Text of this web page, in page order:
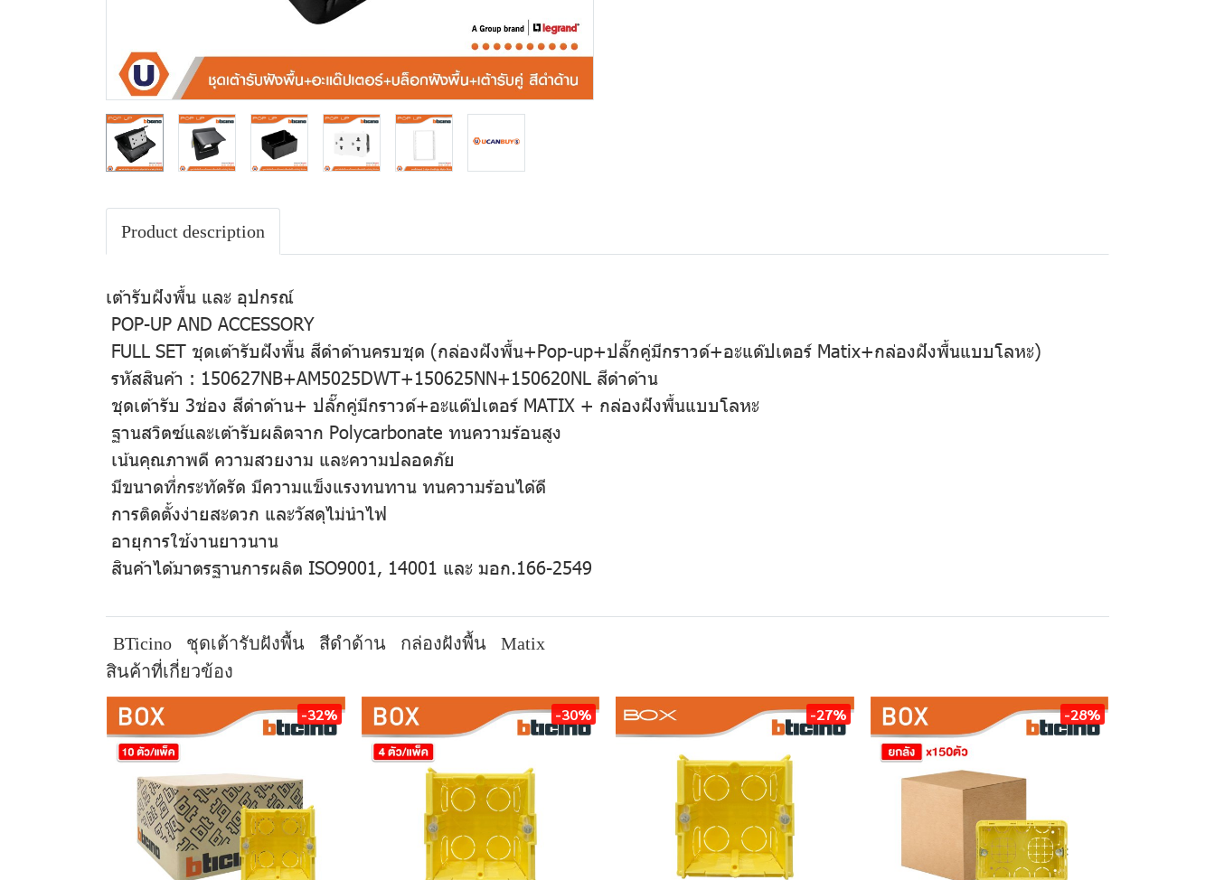
Product description
เต้ารับฝังพื้น และ อุปกรณ์
POP-UP AND ACCESSORY
FULL SET ชุดเต้ารับฝังพื้น สีดำด้านครบชุด (กล่องฝังพื้น+Pop-up+ปลั๊กคู่มีกราวด์+อะแด๊ปเตอร์ Matix+กล่องฝังพื้นแบบโลหะ)
รหัสสินค้า : 150627NB+AM5025DWT+150625NN+150620NL สีดำด้าน
ชุดเต้ารับ 3ช่อง สีดำด้าน+ ปลั๊กคู่มีกราวด์+อะแด๊ปเตอร์ MATIX + กล่องฝังพื้นแบบโลหะ
ฐานสวิตซ์และเต้ารับผลิตจาก Polycarbonate ทนความร้อนสูง
เน้นคุณภาพดี ความสวยงาม และความปลอดภัย
มีขนาดที่กระทัดรัด มีความแข็งแรงทนทาน ทนความร้อนได้ดี
การติดตั้งง่ายสะดวก และวัสดุไม่นำไฟ
อายุการใช้งานยาวนาน
สินค้าได้มาตรฐานการผลิต ISO9001, 14001 และ มอก.166-2549
BTicino ชุดเต้ารับฝังพื้น สีดำด้าน กล่องฝังพื้น
Matix
สินค้าที่เกี่ยวข้อง
-32% -30% -27% -28%